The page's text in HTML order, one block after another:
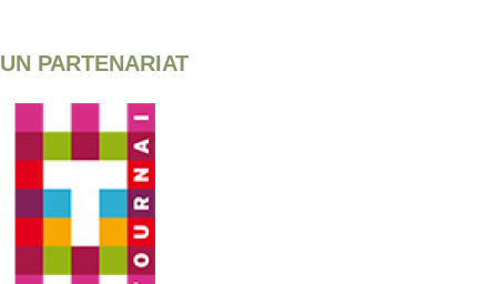
UN PARTENARIAT